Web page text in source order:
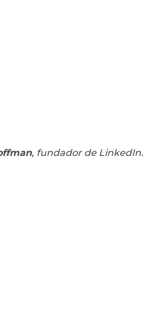
, fundador de LinkedIn.